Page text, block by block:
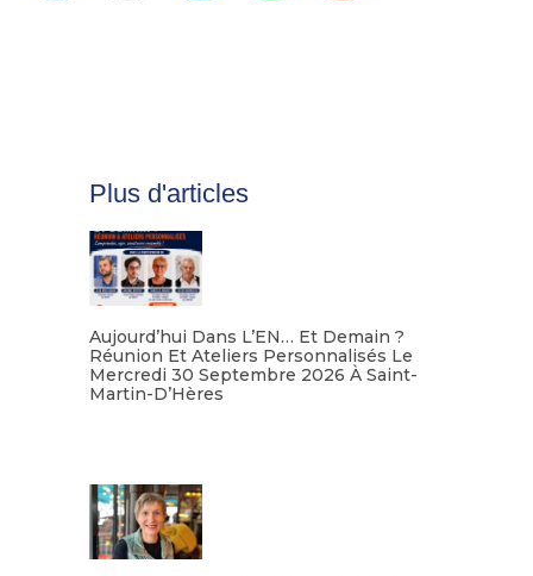
Plus d'articles
Aujourd’hui Dans L’EN… Et Demain ?
Réunion Et Ateliers Personnalisés Le
Mercredi 30 Septembre 2026 À Saint-
Martin-D’Hères